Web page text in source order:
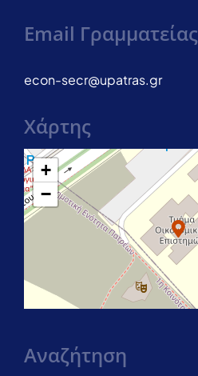
Email Γραμματείας
econ-secr@upatras.gr
Χάρτης
+
−
Αναζήτηση